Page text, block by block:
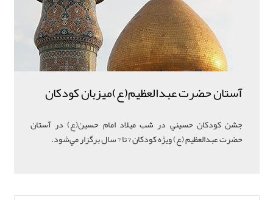
آستان حضرت عبدالعظيم(ع)ميزبان کودکان
جشن کودکان حسيني در شب ميلاد امام حسين(ع) در آستان
حضرت عبدالعظيم (ع) ويژه کودکان ? تا ? سال برگزار مي‌‌شود.